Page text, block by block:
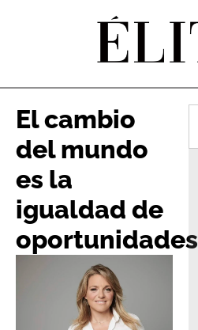
El cambio
del mundo
es la
igualdad de
oportunidades